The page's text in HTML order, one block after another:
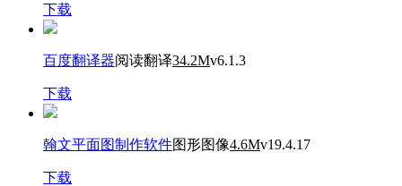
下载
百度翻译器阅读翻译34.2Mv6.1.3
下载
翰文平面图制作软件图形图像4.6Mv19.4.17
下载